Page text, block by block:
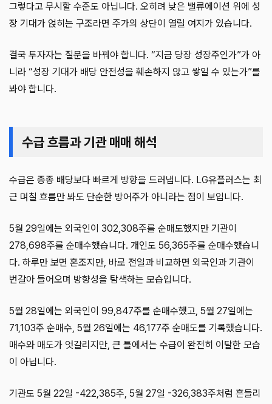
그렇다고 무시할 수준도 아닙니다. 오히려 낮은 밸류에이션 위에 성
장 기대가 얹히는 구조라면 주가의 상단이 열릴 여지가 있습니다.
결국 투자자는 질문을 바꿔야 합니다. “지금 당장 성장주인가”가 아
니라 “성장 기대가 배당 안전성을 훼손하지 않고 쌓일 수 있는가”를
봐야 합니다.
수급 흐름과 기관 매매 해석
수급은 종종 배당보다 빠르게 방향을 드러냅니다. LG유플러스는 최
근 며칠 흐름만 봐도 단순한 방어주가 아니라는 점이 보입니다.
5월 29일에는 외국인이 302,308주를 순매도했지만 기관이
278,698주를 순매수했습니다. 개인도 56,365주를 순매수했습니
다. 하루만 보면 혼조지만, 바로 전일과 비교하면 외국인과 기관이
번갈아 들어오며 방향성을 탐색하는 모습입니다.
5월 28일에는 외국인이 99,847주를 순매수했고, 5월 27일에는
71,103주 순매수, 5월 26일에는 46,177주 순매도를 기록했습니다.
매수와 매도가 엇갈리지만, 큰 틀에서는 수급이 완전히 이탈한 모습
이 아닙니다.
기관도 5월 22일 -422,385주, 5월 27일 -326,383주처럼 흔들리